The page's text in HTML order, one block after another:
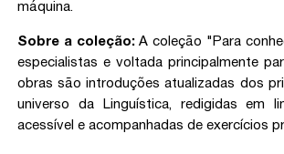
máquina.
Sobre a coleção:A coleção "Para
especialistas e voltada principalmente
obras são introduções atualizadas dos
universo da Linguística, redigidas em
acessível e acompanhadas de exercícios